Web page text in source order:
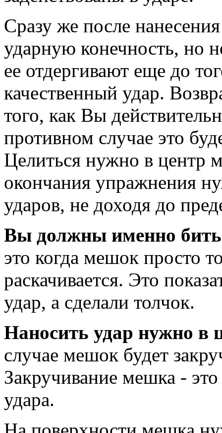
Сразу же после
ударную конечность, но
ее отдергивают еще до
качественный удар.
того, как Вы
противном случае это
Целиться нужно в центр
окончания упражнения
ударов, не доходя до
Вы должны именно
это когда мешок просто
раскачивается. Это
удар, а сделали толчок.
Наносить удар нужно в
случае мешок будет
Закручивание мешка -
удара.